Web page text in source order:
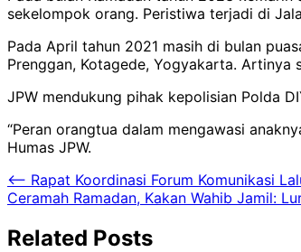
sekelompok orang. Peristiwa terjadi di
Pada April tahun 2021 masih di bulan
Prenggan, Kotagede, Yogyakarta.
JPW mendukung pihak kepolisian Polda
“Peran orangtua dalam mengawasi
Humas JPW.
Navigasi
pos
⟵ Rapat Koordinasi Forum Komunikasi
Ceramah Ramadan, Kakan Wahib Jamil:
Related Posts